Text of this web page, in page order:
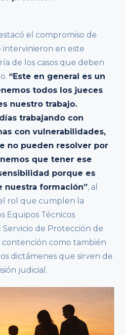
el compromiso de
intervinieron en este
de los casos que deben
“Este en general es un
todos los jueces
nuestro trabajo.
trabajando con
con vulnerabilidades,
no pueden resolver por
que tener ese
porque es
nuestra formación”, al
rol que cumplen la
Equipos Técnicos
de Protección de
como también
dictámenes que sirven de
judicial.